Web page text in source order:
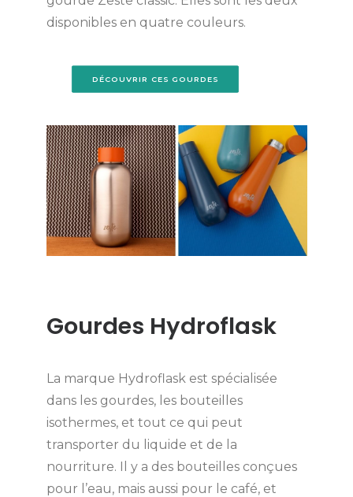
disponibles en quatre couleurs.
DÉCOUVRIR CES GOURDES
Gourdes Hydroflask
La marque Hydroflask est spécialisée
dans les gourdes, les bouteilles
isothermes, et tout ce qui peut
transporter du liquide et de la
nourriture. Il y a des bouteilles conçues
pour l’eau, mais aussi pour le café, et